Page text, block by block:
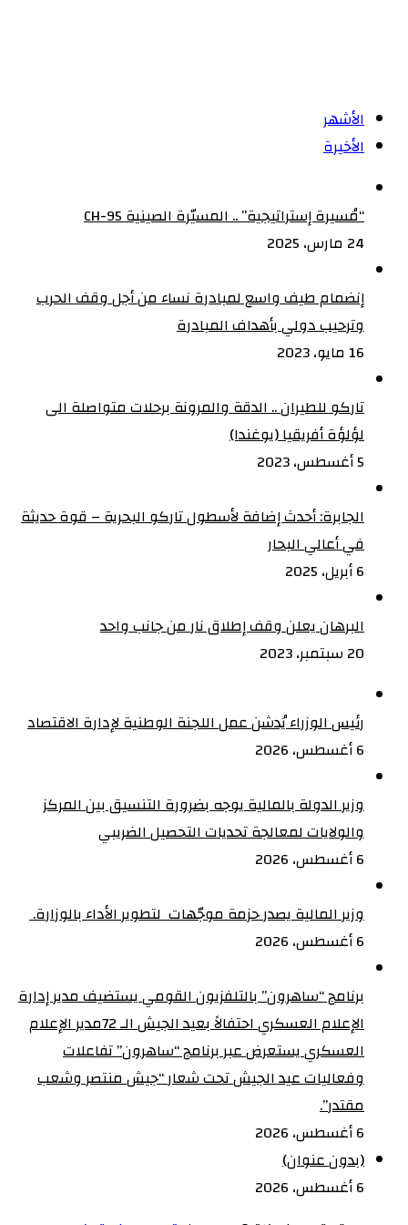
الأشهر
الأخيرة
“مُسيرة إستراتيجية” .. المسيّرة الصينية CH-95
24 مارس، 2025
إنضمام طيف واسع لمبادرة نساء من أجل وقف الحرب
وترحيب دولي بأهداف المبادرة
16 مايو، 2023
تاركو للطيران .. الدقة والمرونة برحلات متواصلة الى
لؤلؤة أفريقيا (يوغندا)
5 أغسطس، 2023
الجابرة: أحدث إضافة لأسطول تاركو البحرية – قوة حديثة
في أعالي البحار
6 أبريل، 2025
البرهان يعلن وقف إطلاق نار من جانب واحد
20 سبتمبر، 2023
رئيس الوزراء يُدشن عمل اللجنة الوطنية لإدارة الاقتصاد
6 أغسطس، 2026
وزير الدولة بالمالية يوجه بضرورة التنسيق بين المركز
والولايات لمعالجة تحديات التحصيل الضريبي‏
6 أغسطس، 2026
وزير المالية يصدر حزمة موجّهات لتطوير الأداء بالوزارة. ‏
6 أغسطس، 2026
برنامج “ساهرون” بالتلفزيون القومي يستضيف مدير إدارة
الإعلام العسكري احتفالاً بعيد الجيش الـ 72‏مدير الإعلام
العسكري يستعرض عبر برنامج “ساهرون” تفاعلات
وفعاليات عيد الجيش تحت شعار “جيش منتصر وشعب
مقتدر”.
6 أغسطس، 2026
(بدون عنوان)
6 أغسطس، 2026